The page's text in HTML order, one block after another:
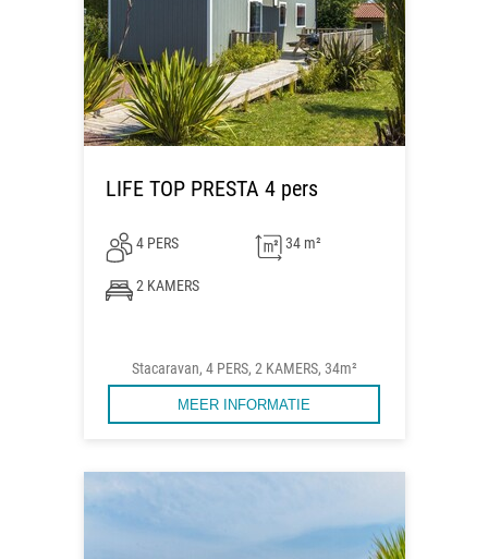
LIFE TOP PRESTA 4 pers
4 PERS 34 m²
2 KAMERS
Stacaravan, 4 PERS, 2 KAMERS, 34m²
MEER INFORMATIE